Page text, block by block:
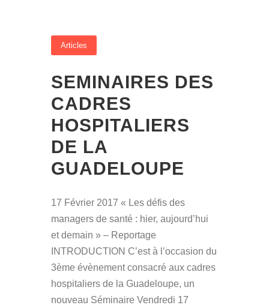
Articles
SEMINAIRES DES
CADRES
HOSPITALIERS
DE LA
GUADELOUPE
17 Février 2017 « Les défis des
managers de santé : hier, aujourd’hui
et demain » – Reportage
INTRODUCTION C’est à l’occasion du
3ème évènement consacré aux cadres
hospitaliers de la Guadeloupe, un
nouveau Séminaire Vendredi 17